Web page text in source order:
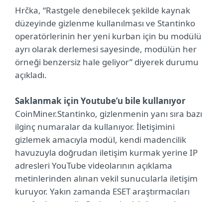
Hrčka, “Rastgele denebilecek şekilde kaynak
düzeyinde gizlenme kullanılması ve Stantinko
operatörlerinin her yeni kurban için bu modülü
ayrı olarak derlemesi sayesinde, modülün her
örneği benzersiz hale geliyor” diyerek durumu
açıkladı.
Saklanmak için Youtube’u bile kullanıyor
CoinMiner.Stantinko, gizlenmenin yanı sıra bazı
ilginç numaralar da kullanıyor. İletişimini
gizlemek amacıyla modül, kendi madencilik
havuzuyla doğrudan iletişim kurmak yerine IP
adresleri YouTube videolarının açıklama
metinlerinden alınan vekil sunucularla iletişim
kuruyor. Yakın zamanda ESET araştırmacıları